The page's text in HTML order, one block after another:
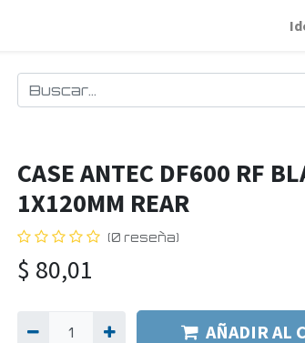
CASE ANTEC DF600 RF
1X120MM REAR
(0 reseña)
$ 80,01
AÑADIR AL